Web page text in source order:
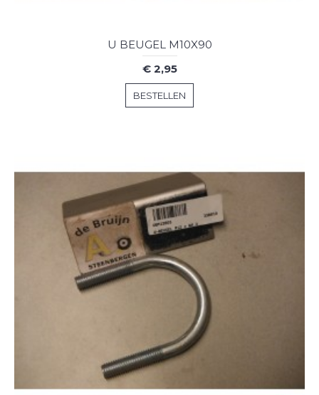
U BEUGEL M10X90
€ 2,95
BESTELLEN